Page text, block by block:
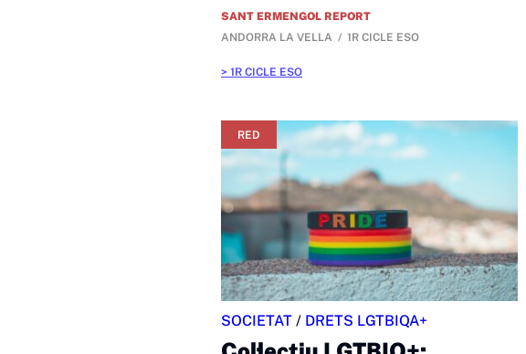
SANT ERMENGOL REPORT
ANDORRA LA VELLA
1R CICLE ESO
1R CICLE ESO
RED
SOCIETAT / DRETS LGTBIQA+